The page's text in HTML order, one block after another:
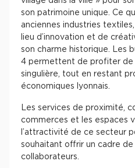
son patrimoine unique. Ce
anciennes industries
lieu d’innovation et de
son charme historique. Les
4 permettent de profiter
singulière, tout en restant
économiques lyonnais.
Les services de proximité,
commerces et les espaces
l’attractivité de ce secteur
souhaitant offrir un cadre de
collaborateurs.